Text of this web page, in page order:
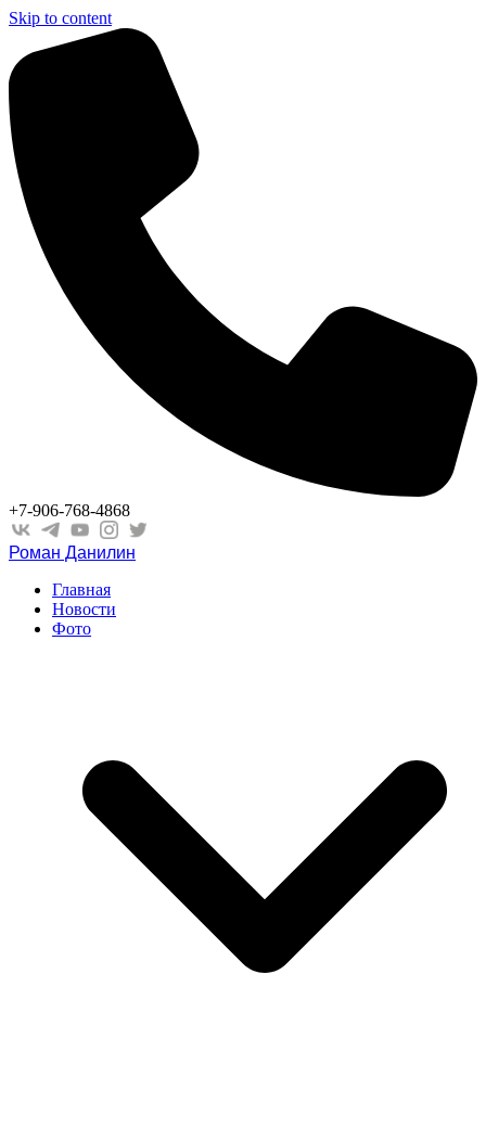
Skip to content
+7-906-768-4868
Роман Данилин
Главная
Новости
Фото